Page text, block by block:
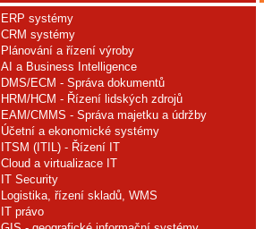
ERP systémy
CRM systémy
Plánování a řízení výroby
AI a Business Intelligence
DMS/ECM - Správa dokumentů
HRM/HCM - Řízení lidských zdrojů
EAM/CMMS - Správa majetku a údržby
Účetní a ekonomické systémy
ITSM (ITIL) - Řízení IT
Cloud a virtualizace IT
IT Security
Logistika, řízení skladů, WMS
IT právo